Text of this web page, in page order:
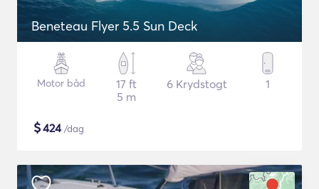
Beneteau Flyer 5.5 Sun Deck
Motor båd
17 ft
5 m
6 Krydstogt 1
$424/dag